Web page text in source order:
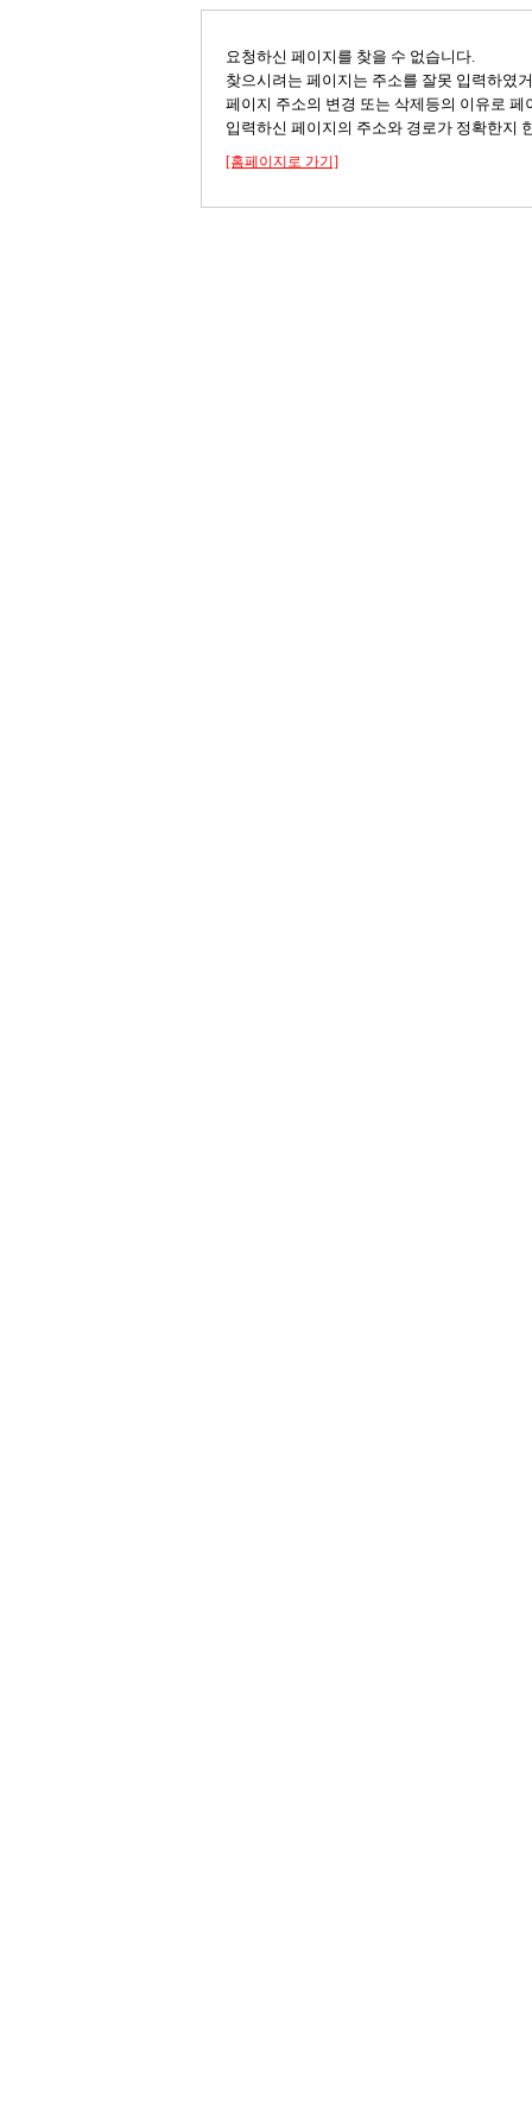
요청하신 페이지를 찾을 수 없습니다.
찾으시려는 페이지는 주소를 잘못 입력하였
페이지 주소의 변경 또는 삭제등의 이유로 페
입력하신 페이지의 주소와 경로가 정확한지
[홈페이지로 가기]